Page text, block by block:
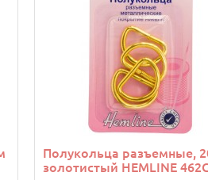
Полукольца разъемные,
золотистый HEMLINE